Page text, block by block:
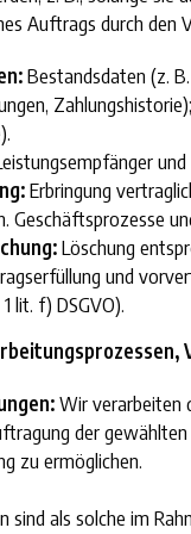
Auftrags durch
Bestandsdaten (z.
Erbringung
Geschäftsprozesse
Löschung
und
lit. f) DSGVO).
Wir verarbeiten
der
zu ermöglichen.
sind als solche im